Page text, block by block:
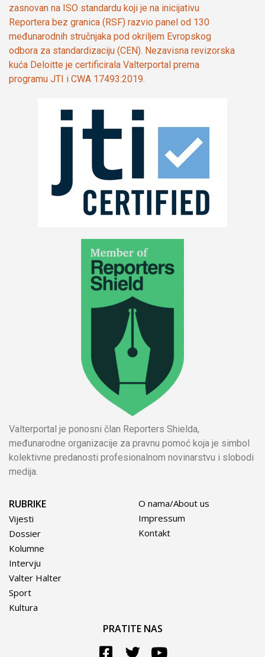
zasnovan na ISO standardu koji je na inicijativu
Reportera bez granica (RSF) razvio panel od 130
međunarodnih stručnjaka pod okriljem Evropskog
odbora za standardizaciju (CEN). Nezavisna revizorska
kuća Deloitte je certificirala Valterportal prema
programu JTI i CWA 17493:2019.
Valterportal je ponosni član Reporters Shielda,
međunarodne organizacije za pravnu pomoć koja je simbol
kolektivne predanosti profesionalnom novinarstvu i slobodi
medija.
RUBRIKE
Vijesti
Dossier
Kolumne
Intervju
Valter Halter
Sport
Kultura
O nama/About us
Impressum
Kontakt
PRATITE NAS